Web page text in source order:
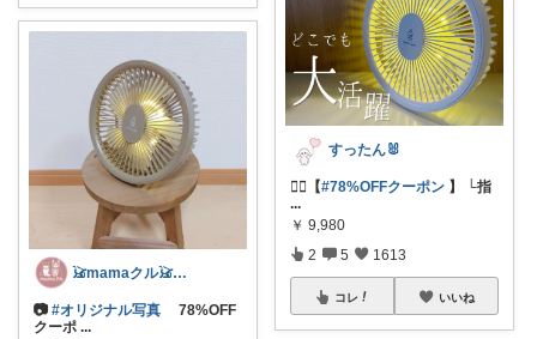
𓃠mamaクル𓃠Thanks🏡
📷 #オリジナル写真 78%OFF
クーポ ...
すったん🐰
🏃‍♀️【#78%OFFクーポン 】 └指
...
￥ 9,980
2 5 1613
コレ いいね